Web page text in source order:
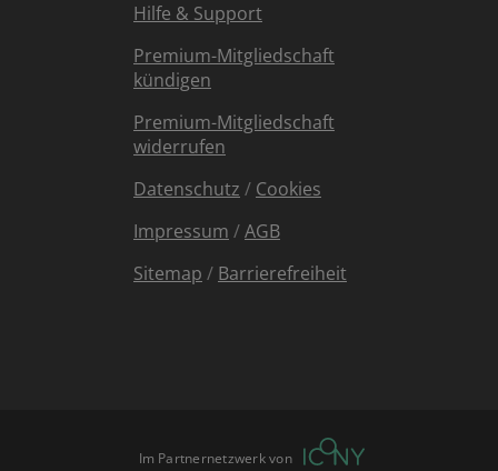
Hilfe & Support
Premium-Mitgliedschaft
kündigen
Premium-Mitgliedschaft
widerrufen
Datenschutz / Cookies
Impressum /AGB
Sitemap / Barrierefreiheit
Im Partnernetzwerk von